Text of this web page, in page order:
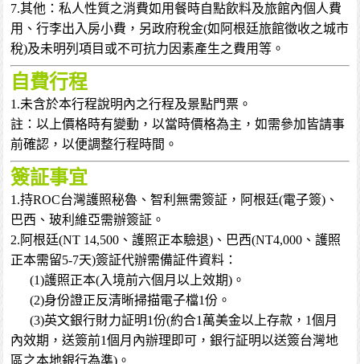
7.其他：私人性質之消費如用餐時自點飲料及旅館內個人費
用、行李出入房小費，另政府稅金(如阿根廷旅館徵收之城市
稅)及未明列項目或不可抗力因素產生之費用等。
自費行程
1.未含於本行程說明內之行程及景點門票。
註：以上價格時有變動，以當時價格為主，如需參加皆請事
前確認，以便調整行程時間。
簽証事宜
1.持ROC台灣護照秘魯、智利無需簽証，阿根廷(電子簽)、
巴西、玻利維亞需辦簽証。
2.阿根廷(NT 14,500、護照正本驗退)、巴西(NT4,000、護照
正本需留5-7天)簽証代辦需備証件資料：
(1)護照正本(入境前六個月以上效期)。
(2)身份證正反清晰掃描電子檔1份。
(3)英文銀行財力証明1份(約合1萬美金以上存款，1個月
內效期，送簽前1個月內辦理即可，銀行証明以送簽台灣地
區之本地銀行為準)。